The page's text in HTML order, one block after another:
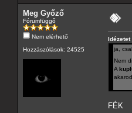
Meg Győző
Fórumfüggő
Nem elérhető
Hozzászólások: 24525
Idézetet
ja,
Nem
A
FÉK